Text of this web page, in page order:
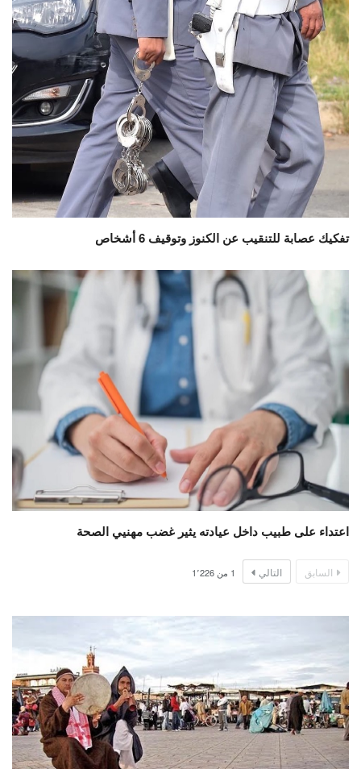
تفكيك عصابة للتنقيب عن الكنوز وتوقيف 6 أشخاص
اعتداء على طبيب داخل عيادته يثير غضب مهنيي الصحة
السابق التالي 1 من 1٬226